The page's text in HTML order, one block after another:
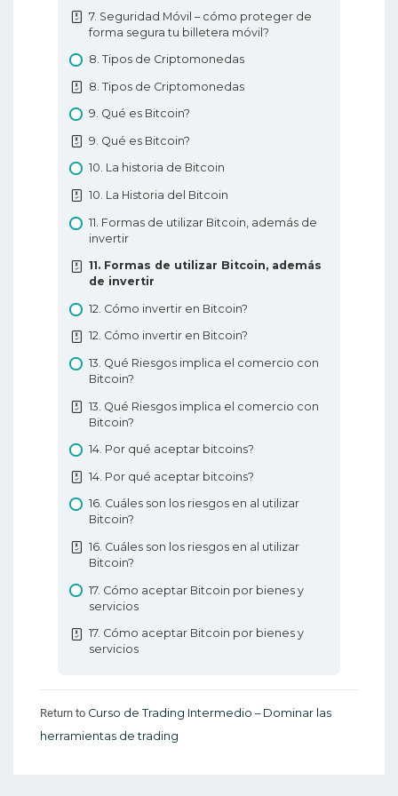
Comprender la gráfico de velas
9. Aprenda el patrón de Triángulo
Simétrico de Forex
10. Aprenda el Rango de Caja de Forex
10. Aprenda el Rango de Caja de Forex
11. Aprenda acerca del patrón de
formación Taza y Asa/Mango
12. Aprenda acerca del patrón Taza y
Asa/Mango Inversa de Forex
Asa/Mango Inversa de Forex
13. Aprenda el patrón Cuña Creciente de
Forex
13. Aprenda el patrón Cuña Creciente de
Forex
Patrones de formación de gráficos
7. Seguridad Móvil – cómo proteger de
forma segura tu billetera móvil?
8. Tipos de Criptomonedas
8. Tipos de Criptomonedas
9. Qué es Bitcoin?
9. Qué es Bitcoin?
10. La historia de Bitcoin
10. La Historia del Bitcoin
11. Formas de utilizar Bitcoin, además de
invertir
11. Formas de utilizar Bitcoin, además
de invertir
12. Cómo invertir en Bitcoin?
12. Cómo invertir en Bitcoin?
13. Qué Riesgos implica el comercio con
Bitcoin?
13. Qué Riesgos implica el comercio con
Bitcoin?
14. Por qué aceptar bitcoins?
14. Por qué aceptar bitcoins?
16. Cuáles son los riesgos en al utilizar
Bitcoin?
16. Cuáles son los riesgos en al utilizar
Bitcoin?
17. Cómo aceptar Bitcoin por bienes y
servicios
17. Cómo aceptar Bitcoin por bienes y
servicios
Return to Curso de Trading Intermedio – Dominar las
herramientas de trading